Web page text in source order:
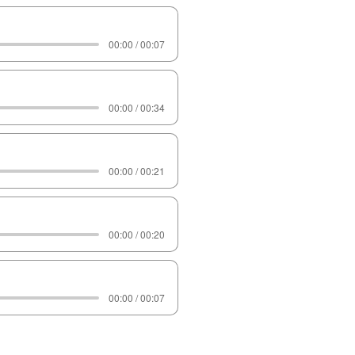
00:00 / 00:07
00:00 / 00:34
00:00 / 00:21
00:00 / 00:20
00:00 / 00:07